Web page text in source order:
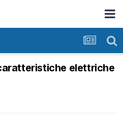
elettriche